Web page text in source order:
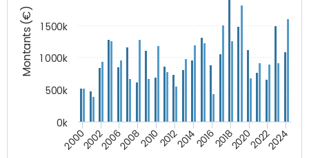
Montants (€)
200020022006200820102012201420162018202020222024
0k
500k
1 000k
1 500k